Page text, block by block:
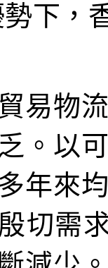
下，
易物
。以
年來
切需